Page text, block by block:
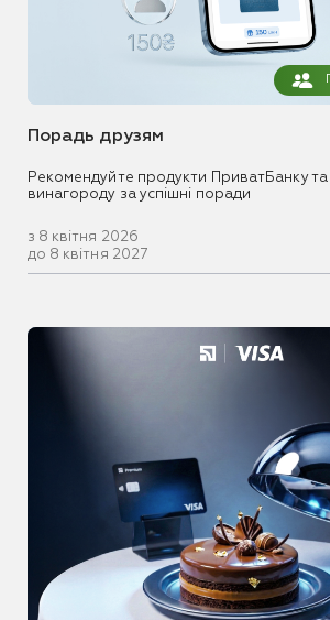
Порадь друзям
Рекомендуйте продукти ПриватБанку
винагороду за успішні поради
з 8 квітня 2026
до 8 квітня 2027